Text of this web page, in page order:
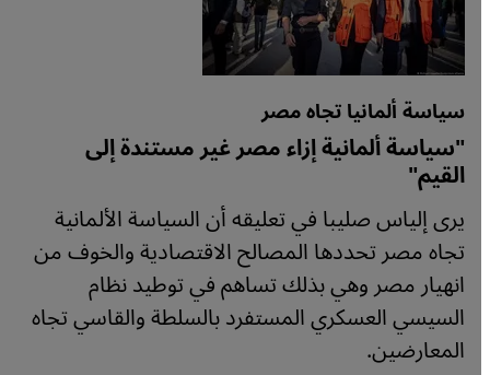
سياسة ألمانيا تجاه مصر
"سياسة ألمانية إزاء مصر غير مستندة إلى
القيم"
يرى إلياس صليبا في تعليقه أن السياسة الألمانية
تجاه مصر تحددها المصالح الاقتصادية والخوف من
انهيار مصر وهي بذلك تساهم في توطيد نظام
السيسي العسكري المستفرد بالسلطة والقاسي تجاه
المعارضين.